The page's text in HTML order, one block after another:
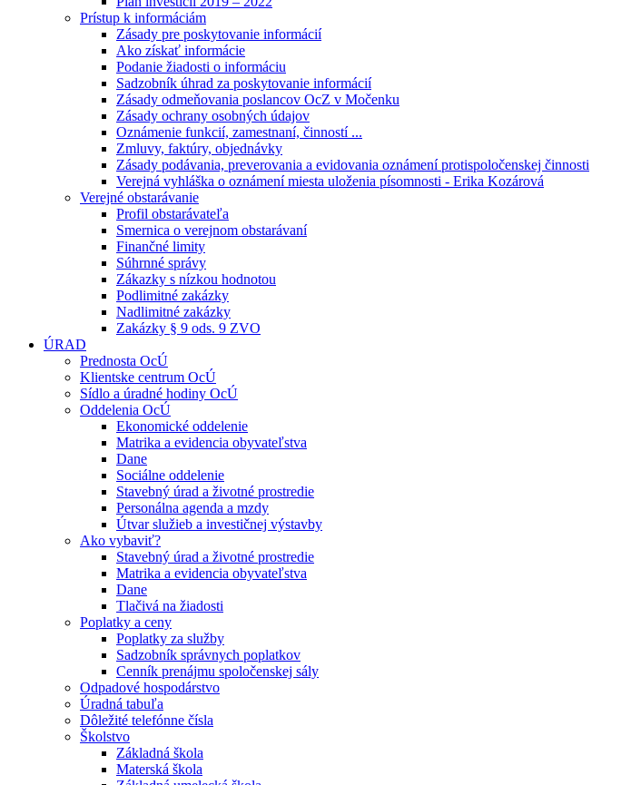
Prístup k informáciám
Zásady pre poskytovanie informácií
Ako získať informácie
Podanie žiadosti o informáciu
Sadzobník úhrad za poskytovanie informácií
Zásady odmeňovania poslancov OcZ v Močenku
Zásady ochrany osobných údajov
Oznámenie funkcií, zamestnaní, činností ...
Zmluvy, faktúry, objednávky
Zásady podávania, preverovania a evidovania oznámení protispoločenskej činnosti
Verejná vyhláška o oznámení miesta uloženia písomnosti - Erika Kozárová
Verejné obstarávanie
Profil obstarávateľa
Smernica o verejnom obstarávaní
Finančné limity
Súhrnné správy
Zákazky s nízkou hodnotou
Podlimitné zakázky
Nadlimitné zakázky
Zakázky § 9 ods. 9 ZVO
ÚRAD
Prednosta OcÚ
Klientske centrum OcÚ
Sídlo a úradné hodiny OcÚ
Oddelenia OcÚ
Ekonomické oddelenie
Matrika a evidencia obyvateľstva
Dane
Sociálne oddelenie
Stavebný úrad a životné prostredie
Personálna agenda a mzdy
Útvar služieb a investičnej výstavby
Ako vybaviť?
Stavebný úrad a životné prostredie
Matrika a evidencia obyvateľstva
Dane
Tlačivá na žiadosti
Poplatky a ceny
Poplatky za služby
Sadzobník správnych poplatkov
Cenník prenájmu spoločenskej sály
Odpadové hospodárstvo
Úradná tabuľa
Dôležité telefónne čísla
Školstvo
Základná škola
Materská škola